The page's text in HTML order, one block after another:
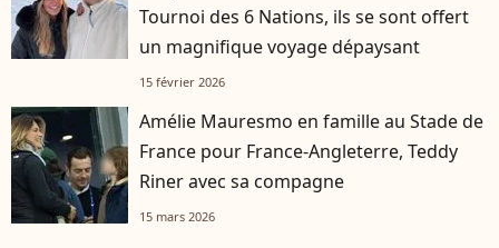
Tournoi des 6 Nations, ils se sont offert
un magnifique voyage dépaysant
15 février 2026
Amélie Mauresmo en famille au Stade de
France pour France-Angleterre, Teddy
Riner avec sa compagne
15 mars 2026